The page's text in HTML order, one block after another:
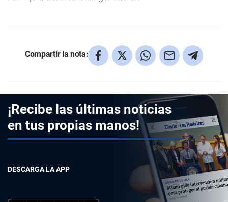
Compartir la nota:
¡Recibe las últimas noticias
en tus propias manos!
DESCARGA LA APP